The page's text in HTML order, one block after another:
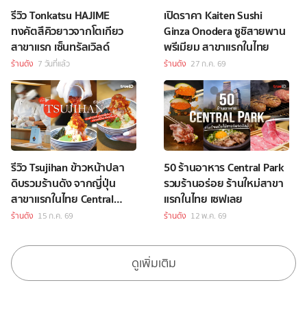
รีวิว Tonkatsu HAJIME
ทงคัตสึคิวยาวจากโตเกียว
สาขาแรก เซ็นทรัลเวิลด์
ร้านดัง 7 วันที่แล้ว
เปิดราคา Kaiten Sushi
Ginza Onodera ซูชิสายพาน
พรีเมียม สาขาแรกในไทย
ร้านดัง 27 ก.ค. 69
รีวิว Tsujihan ข้าวหน้าปลา
ดิบรวมร้านดัง จากญี่ปุ่น
สาขาแรกในไทย Central
Park
ร้านดัง 15 ก.ค. 69
50 ร้านอาหาร Central Park
รวมร้านอร่อย ร้านใหม่สาขา
แรกในไทย เซฟเลย
ร้านดัง 12 พ.ค. 69
ดูเพิ่มเติม